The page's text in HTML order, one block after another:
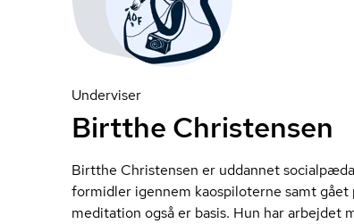
Underviser
Birtthe Christensen
Birtthe Christensen er uddannet
for­mid­ler igennem kaospiloterne samt gået
meditation også er basis. Hun har arbejdet